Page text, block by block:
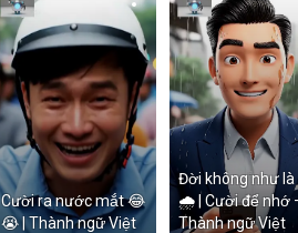
Cười ra nước mắt 😂
😭 | Thành ngữ Việt
Đời không như là
🌧️ | Cười để nhớ
Thành ngữ Việt